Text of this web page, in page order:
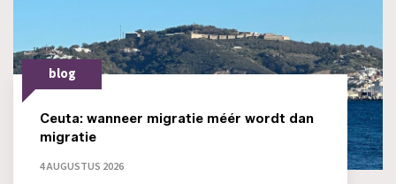
blog
Ceuta: wanneer migratie méér wordt dan
migratie
4 AUGUSTUS 2026